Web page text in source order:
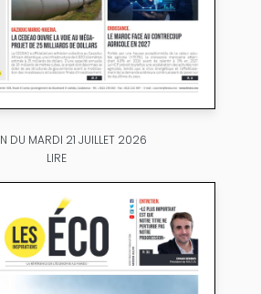
DU MARDI 21 JUILLET 2026
LIRE